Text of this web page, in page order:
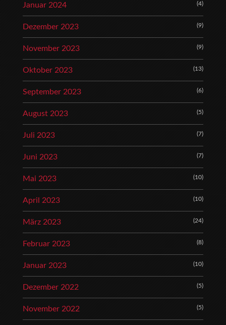
Januar 2024 (4)
Dezember 2023 (9)
November 2023 (9)
Oktober 2023 (13)
September 2023 (6)
August 2023 (5)
Juli 2023 (7)
Juni 2023 (7)
Mai 2023 (10)
April 2023 (10)
März 2023 (24)
Februar 2023 (8)
Januar 2023 (10)
Dezember 2022 (5)
November 2022 (5)